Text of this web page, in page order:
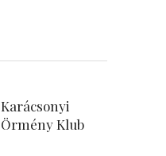
Karácsonyi
Örmény Klub